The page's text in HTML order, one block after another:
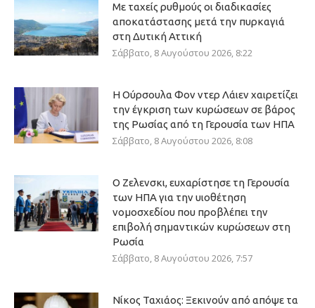
Με ταχείς ρυθμούς οι διαδικασίες
αποκατάστασης μετά την πυρκαγιά
στη Δυτική Αττική
Σάββατο, 8 Αυγούστου 2026, 8:22
Η Ούρσουλα Φον ντερ Λάιεν χαιρετίζει
την έγκριση των κυρώσεων σε βάρος
της Ρωσίας από τη Γερουσία των ΗΠΑ
Σάββατο, 8 Αυγούστου 2026, 8:08
Ο Ζελενσκι, ευχαρίστησε τη Γερουσία
των ΗΠΑ για την υιοθέτηση
νομοσχεδίου που προβλέπει την
επιβολή σημαντικών κυρώσεων στη
Ρωσία
Σάββατο, 8 Αυγούστου 2026, 7:57
Νίκος Ταχιάος: Ξεκινούν από απόψε τα